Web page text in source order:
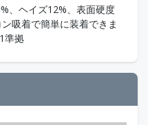
、ヘイズ12%、表面硬度
吸着で簡単に装着できま
準拠